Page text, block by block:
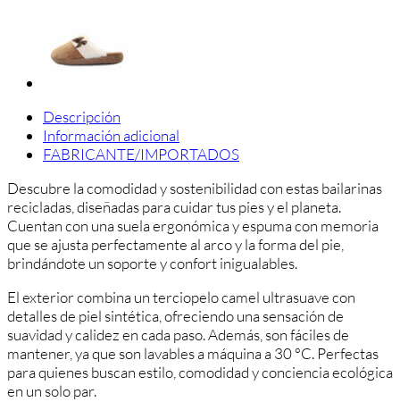
Descripción
Información adicional
FABRICANTE/IMPORTADOS
Descubre la comodidad y sostenibilidad con estas bailarinas
recicladas, diseñadas para cuidar tus pies y el planeta.
Cuentan con una suela ergonómica y espuma con memoria
que se ajusta perfectamente al arco y la forma del pie,
brindándote un soporte y confort inigualables.
El exterior combina un terciopelo camel ultrasuave con
detalles de piel sintética, ofreciendo una sensación de
suavidad y calidez en cada paso. Además, son fáciles de
mantener, ya que son lavables a máquina a 30 °C. Perfectas
para quienes buscan estilo, comodidad y conciencia ecológica
en un solo par.